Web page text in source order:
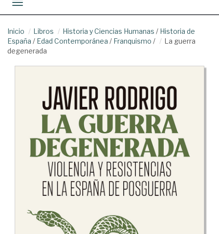
Toggle navigation
Inicio Libros Historia y Ciencias Humanas / Historia de
España / Edad Contemporánea / Franquismo /
La guerra
degenerada